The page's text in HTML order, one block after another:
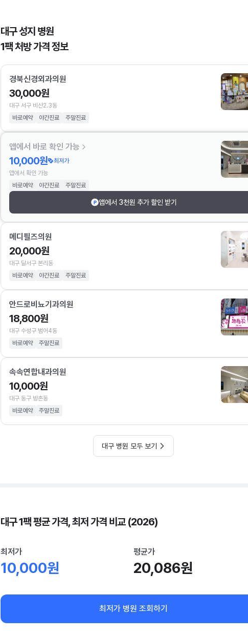
대구 성지 병원
1팩 처방 가격 정보
경북신경외과의원
30,000원
대구 서구 비산2.3동
바로예약
야간진료 주말진료
앱에서 바로 확인 가능
10,000원
최저가
앱에서 확인 가능
바로예약
야간진료 주말진료
앱에서 3천원 추가 할인 받기
메디필즈의원
20,000원
대구 달서구 본리동
바로예약
야간진료 주말진료
안드로비뇨기과의원
18,800원
대구 수성구 범어4동
바로예약
주말진료
속속연합내과의원
10,000원
대구 동구 방촌동
바로예약
주말진료
대구 병원 모두 보기
대구 1팩 평균 가격, 최저 가격 비교 (2026)
최저가
10,000원
평균가
20,086원
최저가 병원 조회하기